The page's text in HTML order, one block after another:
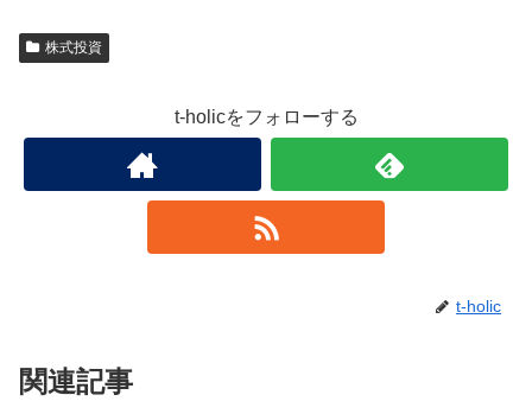
株式投資
t-holicをフォローする
t-holic
関連記事